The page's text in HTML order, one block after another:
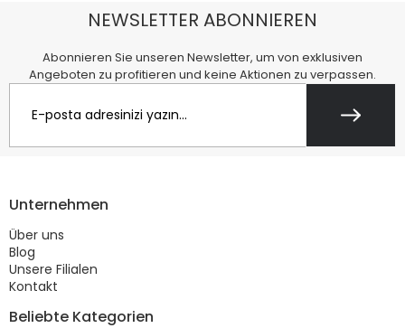
NEWSLETTER ABONNIEREN
Abonnieren Sie unseren Newsletter, um von exklusiven
Angeboten zu profitieren und keine Aktionen zu verpassen.
Unternehmen
Über uns
Blog
Unsere Filialen
Kontakt
Beliebte Kategorien